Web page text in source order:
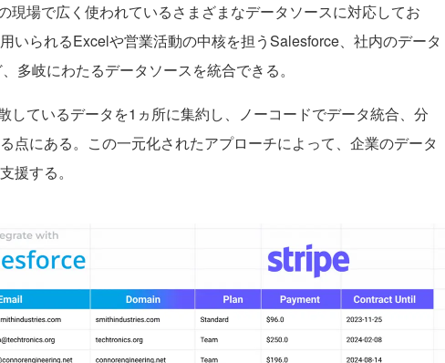
現場で広く使われているさまざまなデータソースに対応してお
いられるExcelや営業活動の中核を担うSalesforce、社内のデータ
多岐にわたるデータソースを統合できる。
しているデータを1ヵ所に集約し、ノーコードでデータ統合、分
点にある。この一元化されたアプローチによって、企業のデータ
援する。